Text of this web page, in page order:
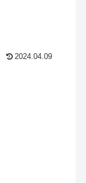
2024.04.09